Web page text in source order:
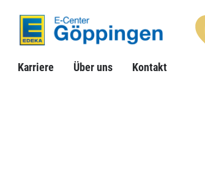
Karriere Über uns Kontakt
Suche